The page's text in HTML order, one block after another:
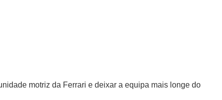
motriz da Ferrari e deixar a equipa mais longe do